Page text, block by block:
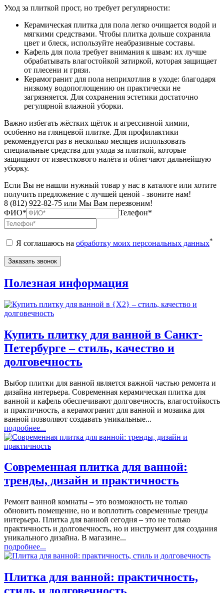
Уход за плиткой прост, но требует регулярности:
Керамическая плитка для пола легко очищается водой и
мягкими средствами. Чтобы плитка дольше сохраняла
цвет и блеск, используйте неабразивные составы.
Кафель для пола требует внимания к швам: их лучше
обрабатывать влагостойкой затиркой, которая защищает
от плесени и грязи.
Керамогранит для пола неприхотлив в уходе: благодаря
низкому водопоглощению он практически не
загрязняется. Для сохранения эстетики достаточно
регулярной влажной уборки.
Важно избегать жёстких щёток и агрессивной химии,
особенно на глянцевой плитке. Для профилактики
рекомендуется раз в несколько месяцев использовать
специальные средства для ухода за плиткой, которые
защищают от известкового налёта и облегчают дальнейшую
уборку.
Если Вы не нашли нужный товар у нас в каталоге или хотите
получить предложение с лучшей ценой - звоните нам!
8 (812) 922-82-75 или Мы Вам перезвоним!
ФИО*
Телефон*
Я соглашаюсь на обработку моих персональных данных*
Полезная информация
Купить плитку для ванной в Санкт-
Петербурге – стиль, качество и
долговечность
Выбор плитки для ванной является важной частью ремонта и
дизайна интерьера. Современная керамическая плитка для
ванной и кафель обеспечивают долговечность, влагостойкость
и практичность, а керамогранит для ванной и мозаика для
ванной позволяют создавать уникальные...
подробнее...
Современная плитка для ванной:
тренды, дизайн и практичность
Ремонт ванной комнаты – это возможность не только
обновить помещение, но и воплотить современные тренды
интерьера. Плитка для ванной сегодня – это не только
практичность и долговечность, но и инструмент для создания
уникального дизайна. В магазине...
подробнее...
Плитка для ванной: практичность,